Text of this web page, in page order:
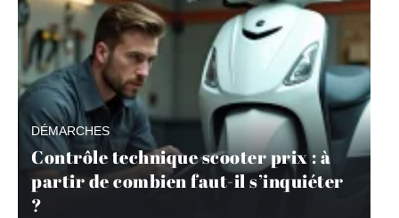
DÉMARCHES
Contrôle technique scooter prix : à
partir de combien faut-il s’inquiéter
?